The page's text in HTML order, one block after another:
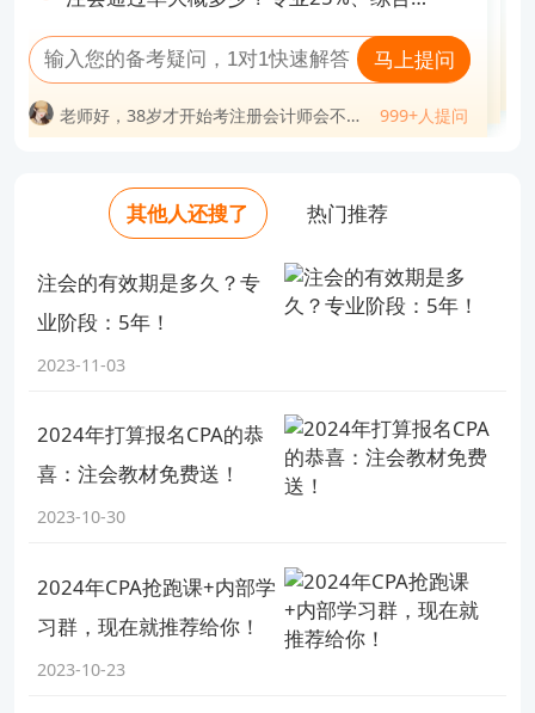
80%！
马上提问
老师好，38岁才开始考注册会计师会不会
太迟？
老师好，注册会计师通过率是多少？
老师好，考出注册会计师的难度相当于考
老师好，注册会计师考试怎样备考（越详
细越好）？
999+人提问
马上提问
老师好，注会证书挂出去多少钱一年？
老师好，注册会计师考试科目几年考完？
老师好，cpa如果不去考会怎么样？
老师好，注册会计师难度有多大？
999+人提问
马上提问
老师好，考过注册会计师能干嘛？
老师好，考完注册会计师可以做什么工
作？
老师好，注册会计师工资待遇如何？
老师好，35岁考注册会计师有意义吗？
999+人提问
老师好，cpa自学过的概率大吗？
老师好，cpa考下来大概费用多少？
老师好，注册会计师能干什么工作？
999+人提问
老师好，38岁才开始考注册会计师会不会
太迟？
老师好，注册会计师通过率是多少？
老师好，有了注册会计师证后好找工作
吗？
老师好，注册会计师考试怎样备考（越详
细越好）？
999+人提问
其他人还搜了 热门推荐
注会的有效期是多久？专
业阶段：5年！
2023-11-03
2024年打算报名CPA的恭
喜：注会教材免费送！
2023-10-30
2024年CPA抢跑课+内部学
习群，现在就推荐给你！
2023-10-23